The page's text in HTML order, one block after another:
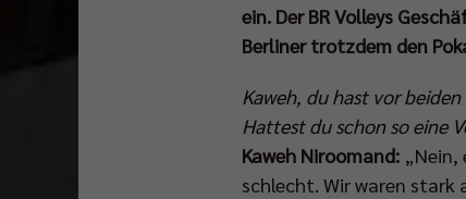
ein. Der BR Volleys
Berliner trotzdem den
Kaweh, du hast vor
Hattest du schon so eine
Kaweh Niroomand:
schlecht. Wir waren stark